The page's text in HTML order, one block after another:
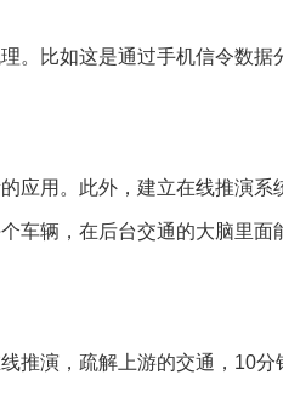
比如这是通过手机信令数据
用。此外，建立在线推演系
辆，在后台交通的大脑里
演，疏解上游的交通，10分